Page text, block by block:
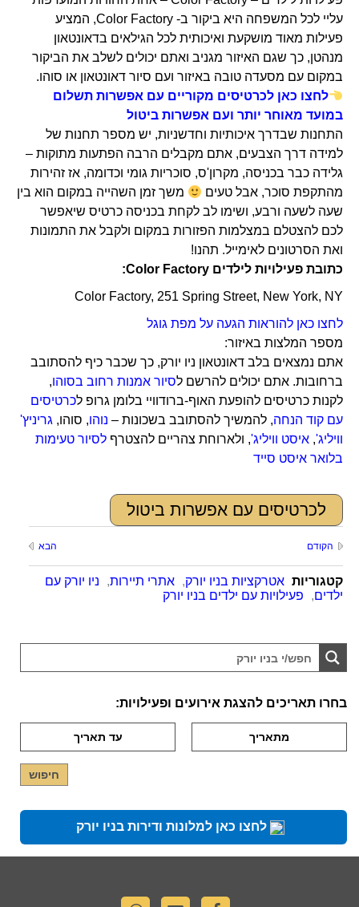
עליי לכל המשפחה היא ביקור ב- Color Factory, המציע
פעילות מאוד מושקעת ואיכותית לכל הגילאים בדאונטאון
מנהטן, כך שגם האיזור מגניב ואתם יכולים לשלב את הביקור
במקום עם מסעדה טובה באיזור ועם סיור דאונטאון או סוהו.
לחצו כאן לכרטיסים מקוריים עם אפשרות תשלום
במועד מאוחר יותר ועם אפשרות ביטול
התחנות שבדרך איכותיות וחדשניות, יש מספר תחנות של
למידה דרך הצבעים, אתם מקבלים הרבה הפתעות מתוקות –
גלידה כבר בכניסה, מקרון'ס, סוכריות גומי וכדומה, אז זהירות
מהתקפת סוכר, אבל טעים
משך זמן השהייה במקום הוא בין
שעה לשעה ורבע, ושימו לב לקחת בכניסה כרטיס שיאפשר
לכם להצטלם במצלמות הפזורות במקום ולקבל את התמונות
ואת הסרטונים לאימייל. תהנו!
כתובת פעילויות לילדים Color Factory:
Color Factory, 251 Spring Street, New York, NY
לחצו כאן להוראות הגעה על מפת גוגל
מספר המלצות באיזור:
אתם נמצאים בלב דאונטאון ניו יורק, כך שכבר כיף להסתובב
ברחובות. אתם יכולים להרשם לסיור אמנות רחוב בסוהו,
לקנות כרטיסים להופעת האוף-ברודוויי בלומן גרופ לכרטיסים
עם קוד הנחה, להמשיך להסתובב בשכונות – נוהו, סוהו, גריניץ'
וויליג', איסט וויליג', ולארוחת צהריים להצטרף לסיור טעימות
בלואר איסט סייד
לכרטיסים עם אפשרות ביטול
הקודם הבא
קטגוריות אטרקציות בניו יורק, אתרי תיירות,
ניו יורק עם
ילדים, פעילויות עם ילדים בניו יורק
בחרו תאריכים להצגת אירועים ופעילויות:
לחצו כאן למלונות ודירות בניו יורק